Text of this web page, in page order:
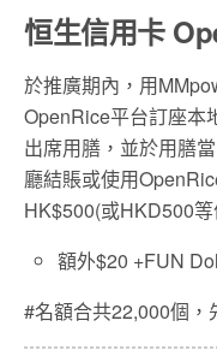
恒生信用卡
於推廣期內，用
OpenRice平台訂座本
出席用膳，並於用膳
廳結賬或使用
HK$500(或HKD500
額外$20 +FUN
#名額合共22,000個，